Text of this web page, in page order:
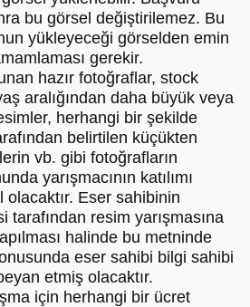
bu görsel değiştirilemez. Bu
yükleyeceği görselden emin
gerekir.
hazır fotoğraflar, stock
aralığından daha büyük veya
herhangi bir şekilde
belirtilen küçükten
vb. gibi fotoğrafların
yarışmacının katılımı
Eser sahibinin
tarafından resim yarışmasına
halinde bu metninde
eser sahibi bilgi sahibi
etmiş olacaktır.
için herhangi bir ücret